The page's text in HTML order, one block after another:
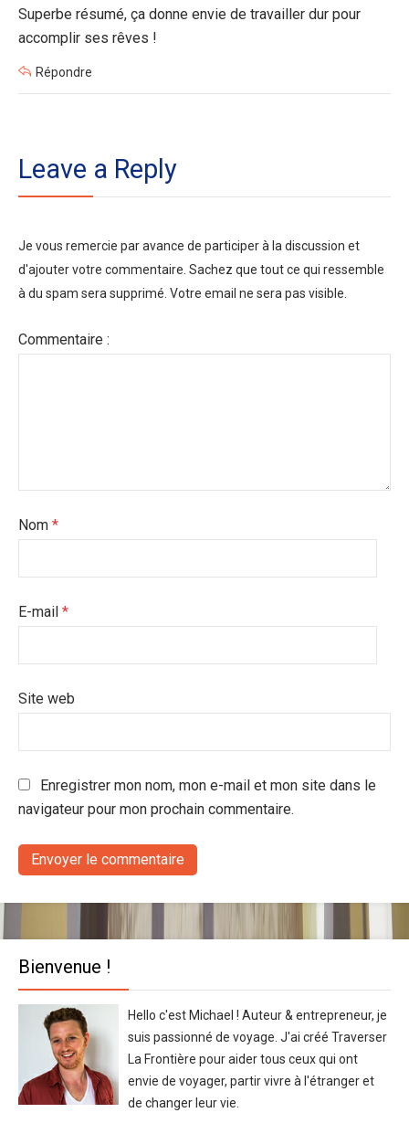
Superbe résumé, ça donne envie de travailler dur pour
accomplir ses rêves !
Répondre
Leave a Reply
Je vous remercie par avance de participer à la discussion et
d'ajouter votre commentaire. Sachez que tout ce qui ressemble
à du spam sera supprimé. Votre email ne sera pas visible.
Commentaire :
Nom *
E-mail *
Site web
Enregistrer mon nom, mon e-mail et mon site dans le
navigateur pour mon prochain commentaire.
Bienvenue !
Hello c'est Michael ! Auteur & entrepreneur, je
suis passionné de voyage. J'ai créé Traverser
La Frontière pour aider tous ceux qui ont
envie de voyager, partir vivre à l'étranger et
de changer leur vie.